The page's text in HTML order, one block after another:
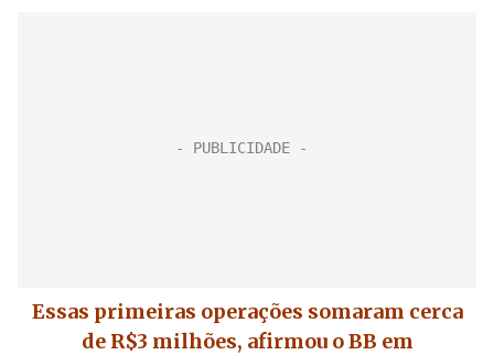
Essas primeiras operações somaram cerca
de R$3 milhões, afirmou o BB em